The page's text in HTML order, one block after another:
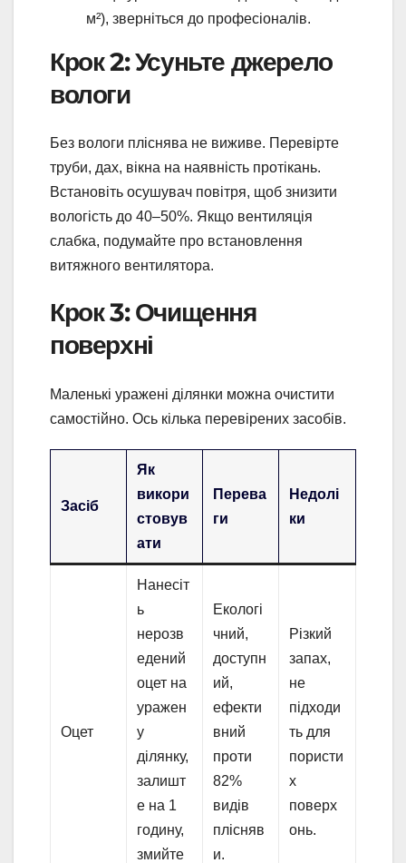
м²), зверніться до професіоналів.
Крок 2: Усуньте джерело
вологи
Без вологи пліснява не виживе. Перевірте
труби, дах, вікна на наявність протікань.
Встановіть осушувач повітря, щоб знизити
вологість до 40–50%. Якщо вентиляція
слабка, подумайте про встановлення
витяжного вентилятора.
Крок 3: Очищення
поверхні
Маленькі уражені ділянки можна очистити
самостійно. Ось кілька перевірених засобів.
Засіб
Як
викори
стовув
ати
Перева
ги
Недолі
ки
Оцет
Нанесіт
ь
нерозв
едений
оцет на
уражен
у
ділянку,
залишт
е на 1
годину,
змийте
Екологі
чний,
доступн
ий,
ефекти
вний
проти
82%
видів
плісняв
и.
Різкий
запах,
не
підходи
ть для
пористи
х
поверх
онь.